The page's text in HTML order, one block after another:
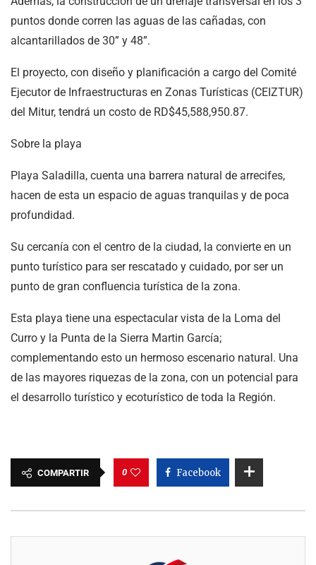
puntos donde corren las aguas de las cañadas, con
alcantarillados de 30” y 48”.
El proyecto, con diseño y planificación a cargo del Comité
Ejecutor de Infraestructuras en Zonas Turísticas (CEIZTUR)
del Mitur, tendrá un costo de RD$45,588,950.87.
Sobre la playa
Playa Saladilla, cuenta una barrera natural de arrecifes,
hacen de esta un espacio de aguas tranquilas y de poca
profundidad.
Su cercanía con el centro de la ciudad, la convierte en un
punto turístico para ser rescatado y cuidado, por ser un
punto de gran confluencia turística de la zona.
Esta playa tiene una espectacular vista de la Loma del
Curro y la Punta de la Sierra Martin García;
complementando esto un hermoso escenario natural. Una
de las mayores riquezas de la zona, con un potencial para
el desarrollo turístico y ecoturístico de toda la Región.
COMPARTIR 0 Facebook